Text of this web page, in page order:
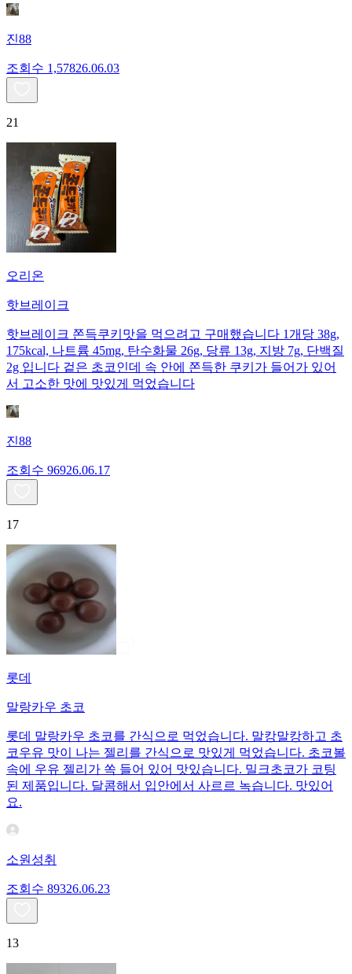
진88
조회수 1,57826.06.03
21
오리온
핫브레이크
핫브레이크 쫀득쿠키맛을 먹으려고 구매했습니다 1개당 38g,
175kcal, 나트륨 45mg, 탄수화물 26g, 당류 13g, 지방 7g, 단백질
2g 입니다 겉은 초코인데 속 안에 쫀득한 쿠키가 들어가 있어
서 고소한 맛에 맛있게 먹었습니다
진88
조회수 96926.06.17
17
롯데
말랑카우 초코
롯데 말랑카우 초코를 간식으로 먹었습니다. 말캉말캉하고 초
코우유 맛이 나는 젤리를 간식으로 맛있게 먹었습니다. 초코볼
속에 우유 젤리가 쏙 들어 있어 맛있습니다. 밀크초코가 코팅
된 제품입니다. 달콤해서 입안에서 사르르 녹습니다. 맛있어
요.
소원성취
조회수 89326.06.23
13